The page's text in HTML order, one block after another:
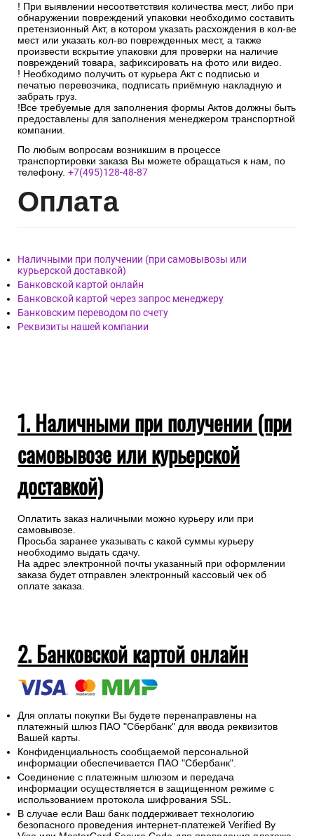
! При выявлении несоответствия количества мест, либо при
обнаружении повреждений упаковки необходимо составить
претензионный Акт, в котором указать расхождения в кол-ве
мест или указать кол-во поврежденных мест, а также
произвести вскрытие упаковки для проверки на наличие
повреждений товара, зафиксировать на фото или видео.
! Необходимо получить от курьера Акт с подписью и
печатью перевозчика, подписать приёмную накладную и
забрать груз.
!Все требуемые для заполнения формы Актов должны быть
предоставлены для заполнения менеджером транспортной
компании.
По любым вопросам возникшим в процессе
транспортировки заказа Вы можете обращаться к нам, по
телефону. +7(495)128-48-87
Оплата
Наличными при получении (при самовывозы или
курьерской доставкой)
Банковской картой онлайн
Банковской картой через запрос менеджеру
Банковским переводом по счету
Реквизиты нашей компании
1. Наличными при получении (при
самовывозе или курьерской
доставкой)
Оплатить заказ наличными можно курьеру или при
самовывозе.
Просьба заранее указывать с какой суммы курьеру
необходимо выдать сдачу.
На адрес электронной почты указанный при оформлении
заказа будет отправлен электронный кассовый чек об
оплате заказа.
2. Банковской картой онлайн
Для оплаты покупки Вы будете перенаправлены на
платежный шлюз ПАО "Сбербанк" для ввода реквизитов
Вашей карты.
Конфиденциальность сообщаемой персональной
информации обеспечивается ПАО "Сбербанк".
Соединение с платежным шлюзом и передача
информации осуществляется в защищенном режиме с
использованием протокола шифрования SSL.
В случае если Ваш банк поддерживает технологию
безопасного проведения интернет-платежей Verified By